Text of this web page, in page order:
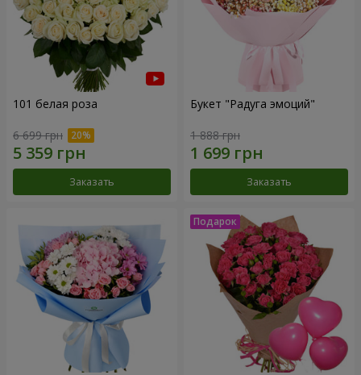
101 белая роза
6 699 грн
Заказать
Букет "Радуга эмоций"
1 888 грн
Заказать